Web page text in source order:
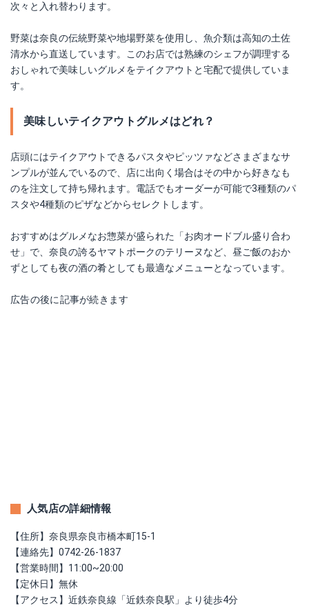
次々と入れ替わります。
野菜は奈良の伝統野菜や地場野菜を使用し、魚介類は高知の土佐
清水から直送しています。このお店では熟練のシェフが調理する
おしゃれで美味しいグルメをテイクアウトと宅配で提供していま
す。
美味しいテイクアウトグルメはどれ？
店頭にはテイクアウトできるパスタやピッツァなどさまざまなサ
ンプルが並んでいるので、店に出向く場合はその中から好きなも
のを注文して持ち帰れます。電話でもオーダーが可能で3種類のパ
スタや4種類のピザなどからセレクトします。
おすすめはグルメなお惣菜が盛られた「お肉オードブル盛り合わ
せ」で、奈良の誇るヤマトポークのテリーヌなど、昼ご飯のおか
ずとしても夜の酒の肴としても最適なメニューとなっています。
広告の後に記事が続きます
人気店の詳細情報
【住所】奈良県奈良市橋本町15-1
【連絡先】0742-26-1837
【営業時間】11:00~20:00
【定休日】無休
【アクセス】近鉄奈良線「近鉄奈良駅」より徒歩4分